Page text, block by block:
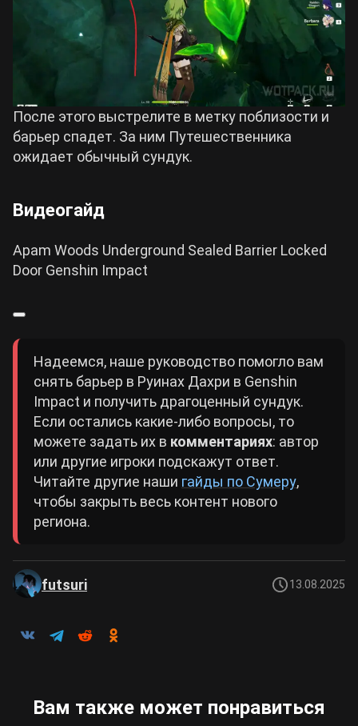
После этого выстрелите в метку поблизости и
барьер спадет. За ним Путешественника
ожидает обычный сундук.
Видеогайд
Apam Woods Underground Sealed Barrier Locked
Door Genshin Impact
Надеемся, наше руководство помогло вам
снять барьер в Руинах Дахри в Genshin
Impact и получить драгоценный сундук.
Если остались какие-либо вопросы, то
можете задать их в комментариях: автор
или другие игроки подскажут ответ.
Читайте другие наши гайды по Сумеру,
чтобы закрыть весь контент нового
региона.
futsuri 13.08.2025
Вам также может понравиться